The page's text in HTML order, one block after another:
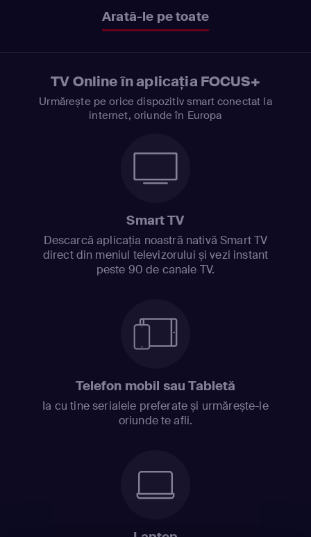
Arată-le pe toate
TV Online în aplicația FOCUS+
Urmărește pe orice dispozitiv smart conectat la
internet, oriunde în Europa
Smart TV
Descarcă aplicația noastră nativă Smart TV
direct din meniul televizorului și vezi instant
peste 90 de canale TV.
Telefon mobil sau Tabletă
Ia cu tine serialele preferate și urmărește-le
oriunde te afli.